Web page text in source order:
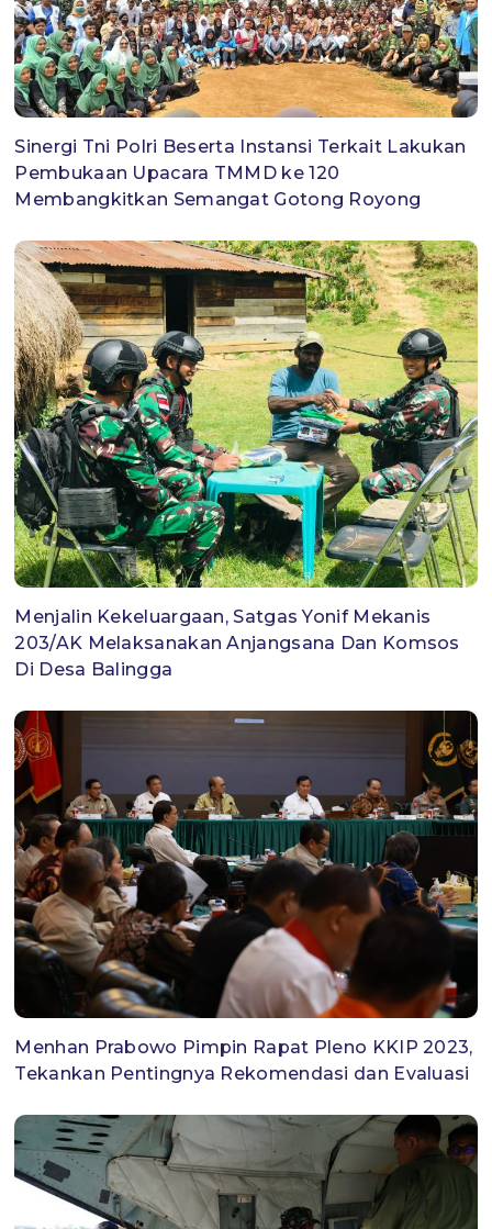
Sinergi Tni Polri Beserta Instansi Terkait Lakukan
Pembukaan Upacara TMMD ke 120
Membangkitkan Semangat Gotong Royong
Menjalin Kekeluargaan, Satgas Yonif Mekanis
203/AK Melaksanakan Anjangsana Dan Komsos
Di Desa Balingga
Menhan Prabowo Pimpin Rapat Pleno KKIP 2023,
Tekankan Pentingnya Rekomendasi dan Evaluasi